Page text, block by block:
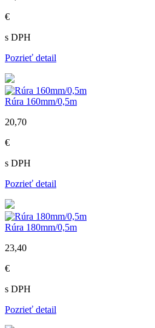
€
s DPH
Pozrieť detail
Rúra 160mm/0,5m
20,70
€
s DPH
Pozrieť detail
Rúra 180mm/0,5m
23,40
€
s DPH
Pozrieť detail